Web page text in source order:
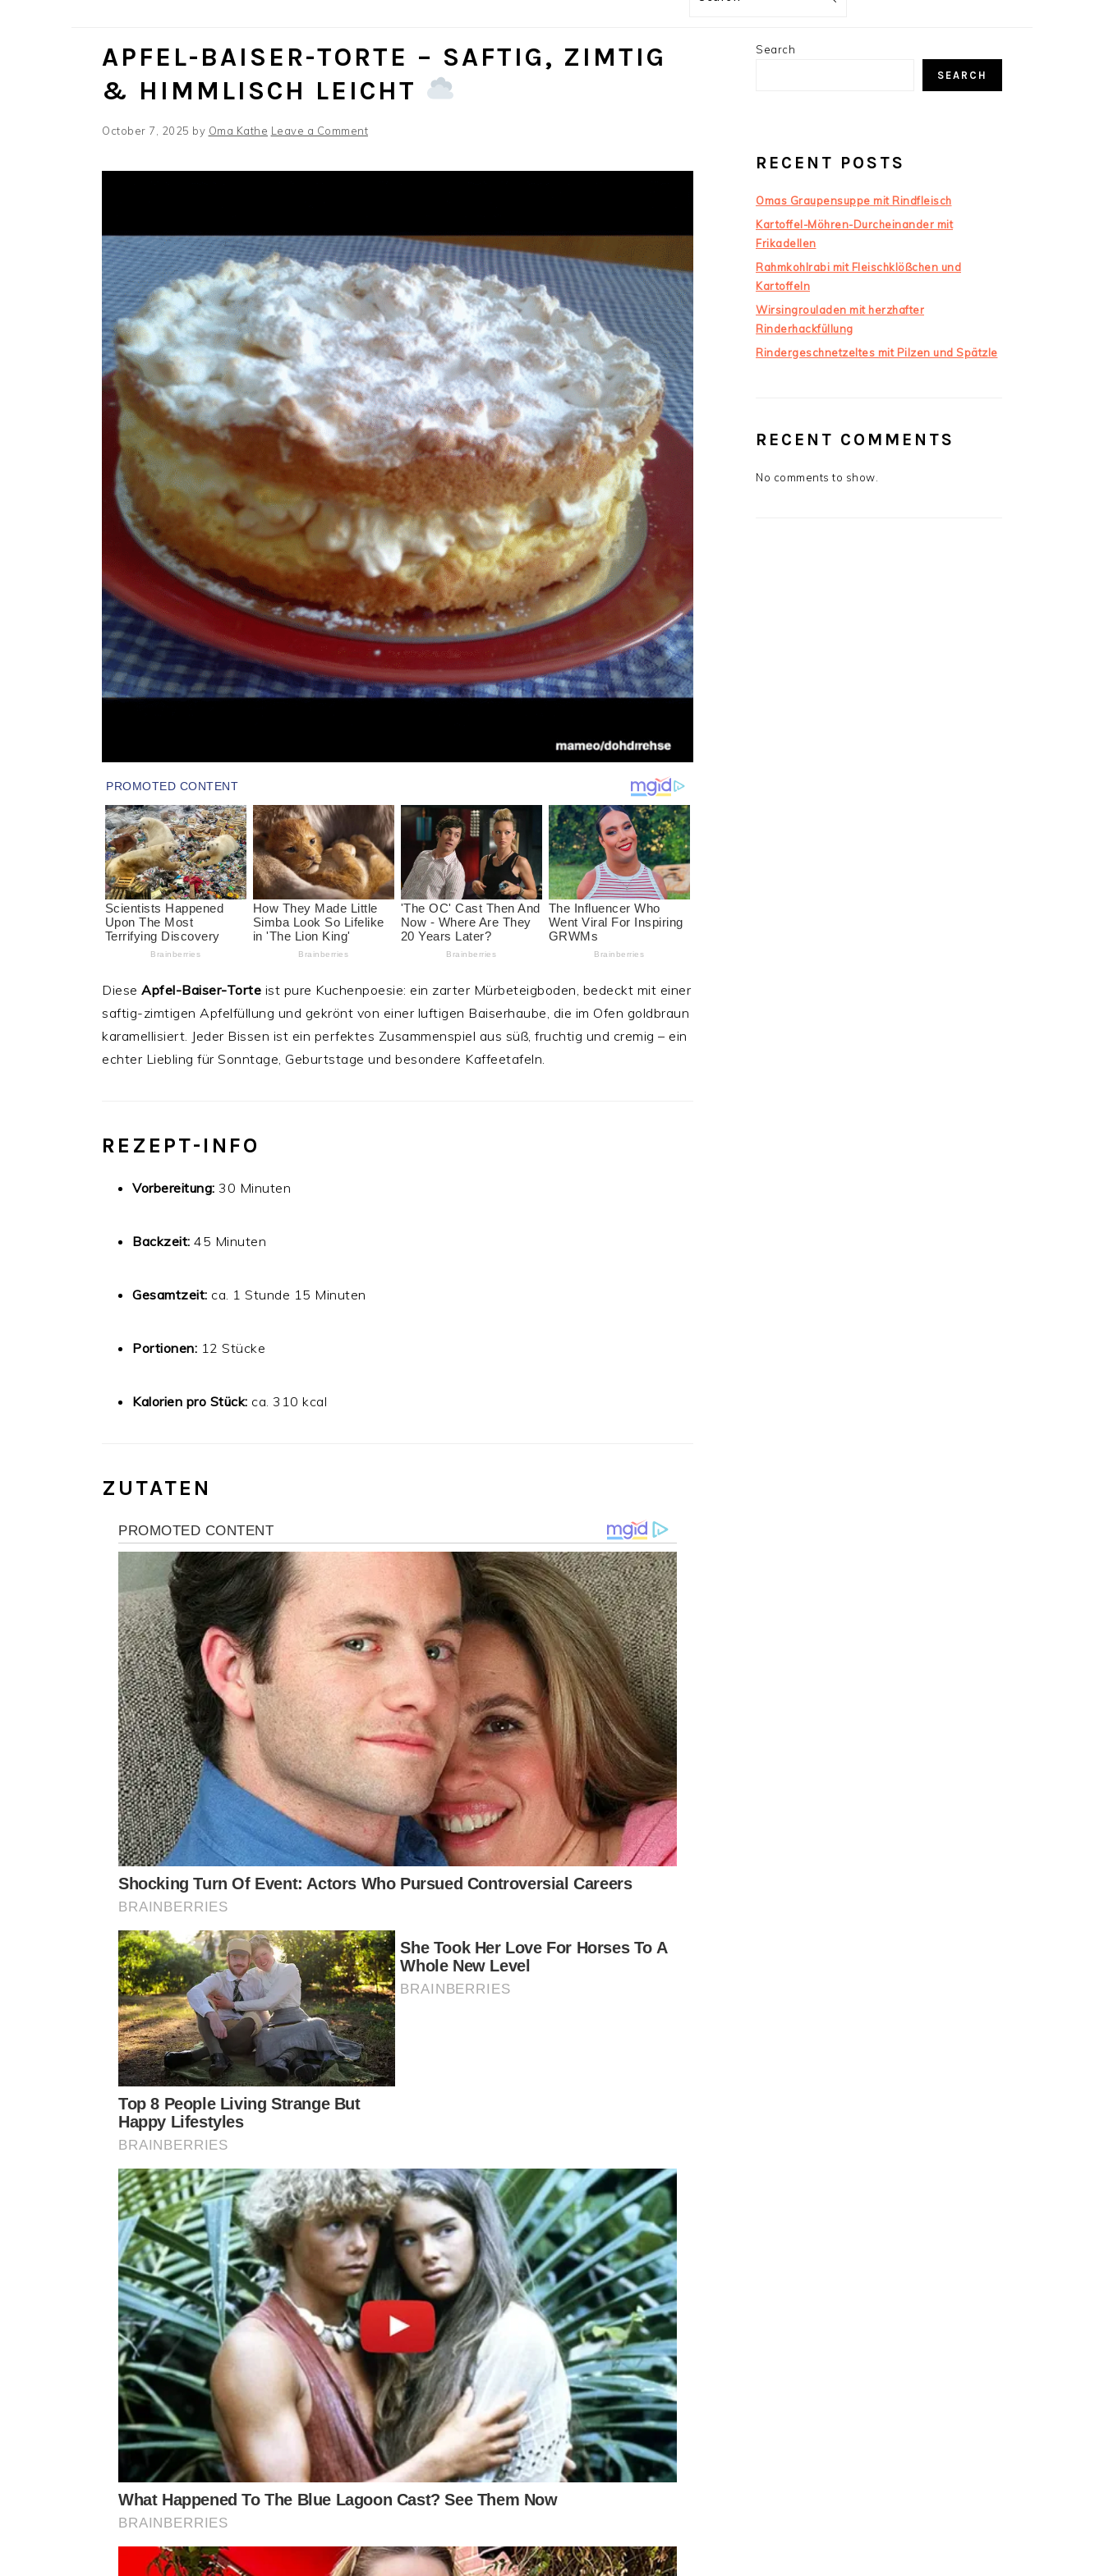
APFEL-BAISER-TORTE – SAFTIG, ZIMTIG
& HIMMLISCH LEICHT
October 7, 2025 by Oma Kathe Leave a Comment
Diese Apfel-Baiser-Torte ist pure Kuchenpoesie: ein zarter Mürbeteigboden, bedeckt mit einer
saftig-zimtigen Apfelfüllung und gekrönt von einer luftigen Baiserhaube, die im Ofen goldbraun
karamellisiert. Jeder Bissen ist ein perfektes Zusammenspiel aus süß, fruchtig und cremig – ein
echter Liebling für Sonntage, Geburtstage und besondere Kaffeetafeln.
REZEPT-INFO
Vorbereitung: 30 Minuten
Backzeit: 45 Minuten
Gesamtzeit: ca. 1 Stunde 15 Minuten
Portionen: 12 Stücke
Kalorien pro Stück: ca. 310 kcal
ZUTATEN
PRIMARY
Search
SEARCH
RECENT POSTS
Omas Graupensuppe mit Rindfleisch
Kartoffel-Möhren-Durcheinander mit
Frikadellen
Rahmkohlrabi mit Fleischklößchen und
Kartoffeln
Wirsingrouladen mit herzhafter
Rinderhackfüllung
Rindergeschnetzeltes mit Pilzen und Spätzle
RECENT COMMENTS
No comments to show.